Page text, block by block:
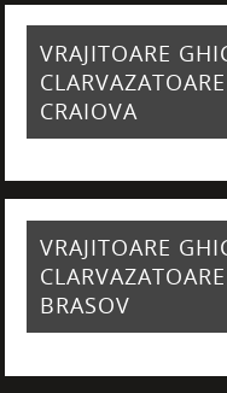
VRAJITOARE
CRAIOVA
VRAJITOARE
BRASOV